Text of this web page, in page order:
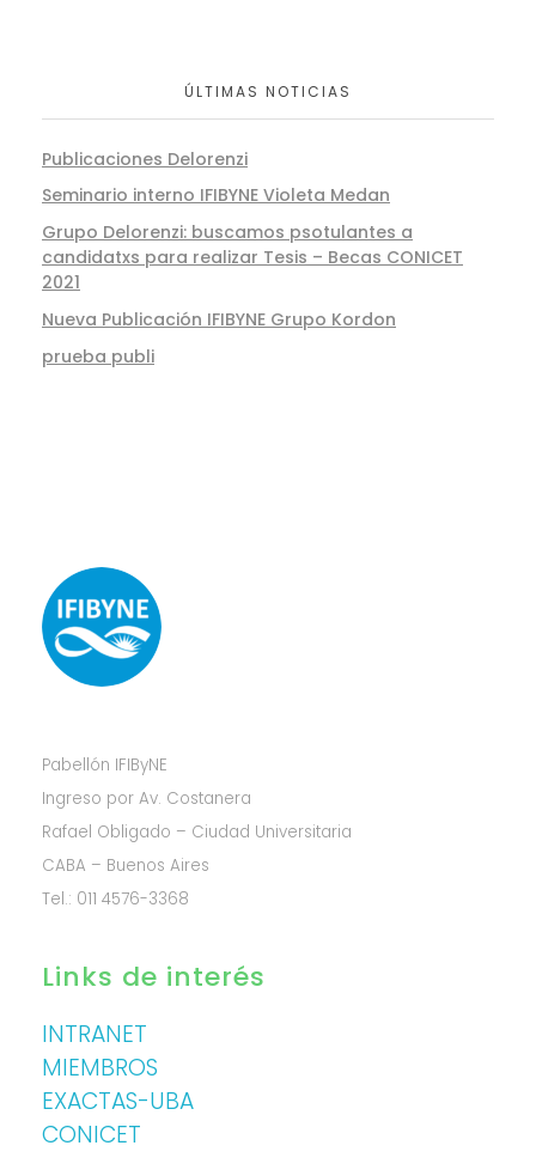
ÚLTIMAS NOTICIAS
Publicaciones Delorenzi
Seminario interno IFIBYNE Violeta Medan
Grupo Delorenzi: buscamos psotulantes a
candidatxs para realizar Tesis – Becas CONICET
2021
Nueva Publicación IFIBYNE Grupo Kordon
prueba publi
Pabellón IFIByNE
Ingreso por Av. Costanera
Rafael Obligado – Ciudad Universitaria
CABA – Buenos Aires
Tel.: 011 4576-3368
Links de interés
INTRANET
MIEMBROS
EXACTAS-UBA
CONICET